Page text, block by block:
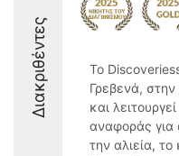
Διακριθέντες
Το
Γρεβενά,
και
αναφοράς για
την αλιεία,